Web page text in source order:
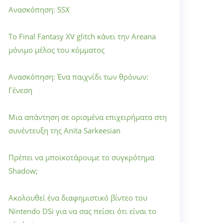
Ανασκόπηση: SSX
Το Final Fantasy XV glitch κάνει την Areana
μόνιμο μέλος του κόμματος
Ανασκόπηση: Ένα παιχνίδι των θρόνων:
Γένεση
Μια απάντηση σε ορισμένα επιχειρήματα στη
συνέντευξη της Anita Sarkeesian
Πρέπει να μποϊκοτάρουμε το συγκρότημα
Shadow;
Ακολουθεί ένα διαφημιστικό βίντεο του
Nintendo DSi για να σας πείσει ότι είναι το